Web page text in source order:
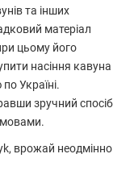
та інших
матеріал
цьому його
насіння кавуна
Україні.
зручний спосіб
врожай неодмінно